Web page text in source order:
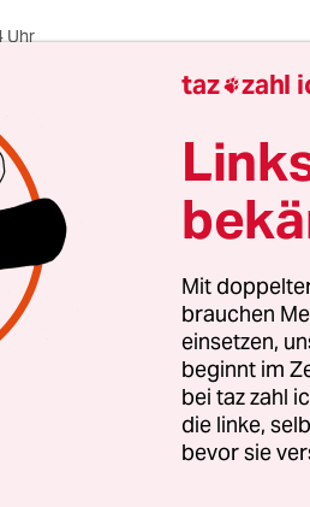
Uhr
Essen Stefan Reinecke ,
laf Scholz verzieht am
keine Miene, als
Christian
Chef sendet eine
Grüne und Liberale,
Rollen also. Dabei hat
sie ist zum ersten Mal seit
bleibt unbewegt. Keine
taz zahl
Mit
brauchen
einsetzen,
beginnt im
bei taz zahl
die linke,
bevor sie